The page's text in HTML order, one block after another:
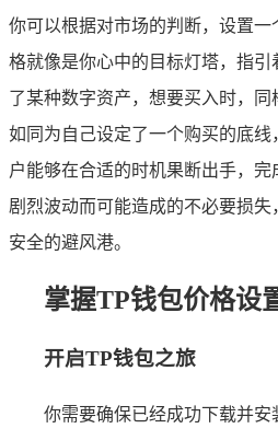
你可以根据对市场的判断，设置
格就像是你心中的目标灯塔，指
了某种数字资产，想要买入时，同
如同为自己设定了一个购买的底线
户能够在合适的时机果断出手，
剧烈波动而可能造成的不必要损
安全的避风港。
掌握TP钱包价格设
开启TP钱包之旅
你需要确保已经成功下载并安